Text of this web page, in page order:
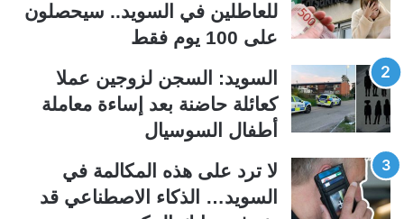
ة
ا
س
ب
ق
ة
ة
ا
ل
للعاطلين في السويد.. سيحصلون
على 100 يوم فقط
السويد: السجن لزوجين عملا
كعائلة حاضنة بعد إساءة معاملة
أطفال السوسيال
لا ترد على هذه المكالمة في
السويد… الذكاء الاصطناعي قد